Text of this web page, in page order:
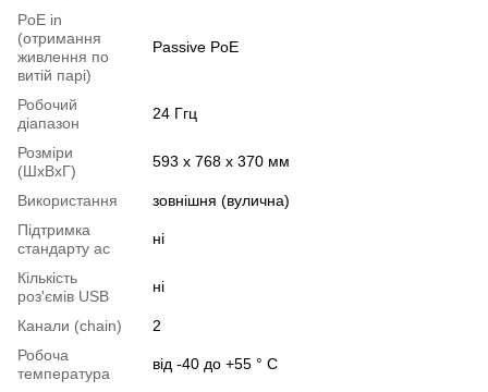
PoE in
(отримання
живлення по
витій парі)
Passive PoE
Робочий
діапазон
24 Ггц
Розміри
(ШxВxГ)
593 x 768 x 370 мм
Використання
зовнішня (вулична)
Підтримка
стандарту ac
ні
Кількість
роз'ємів USB
ні
Канали (chain)
2
Робоча
температура
від -40 до +55 ° C